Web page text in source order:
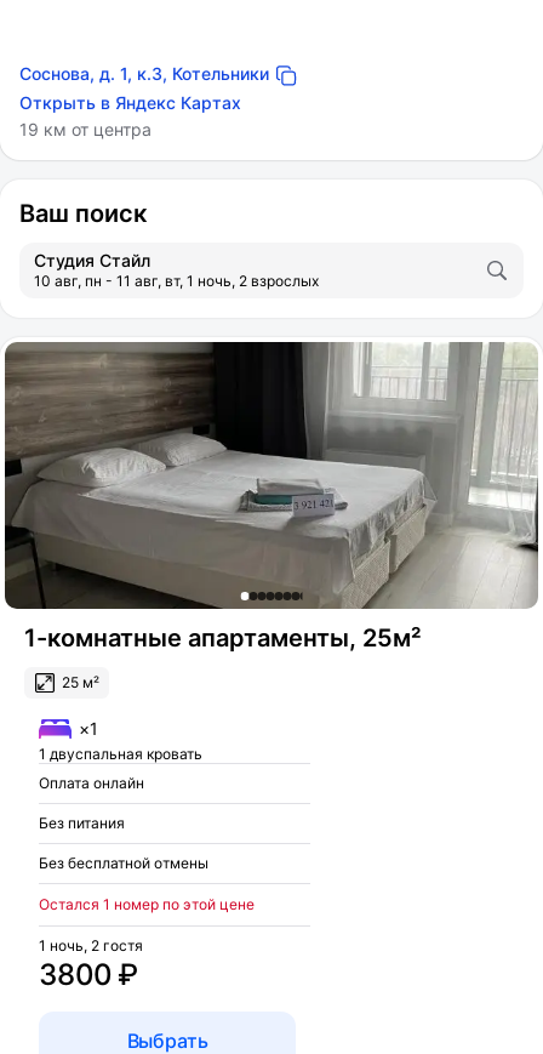
Соснова, д. 1, к.3, Котельники
Открыть в Яндекс Картах
19 км от центра
Ваш поиск
Студия Стайл
10 авг, пн - 11 авг, вт, 1 ночь, 2 взрослых
1-комнатные апартаменты, 25м²
25 м²
×1
1 двуспальная кровать
Оплата онлайн
Без питания
Без бесплатной отмены
Остался 1 номер по этой цене
3800 ₽
1 ночь, 2 гостя
Выбрать